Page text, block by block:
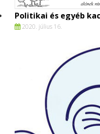
Politikai és egyéb
2020. július 16.